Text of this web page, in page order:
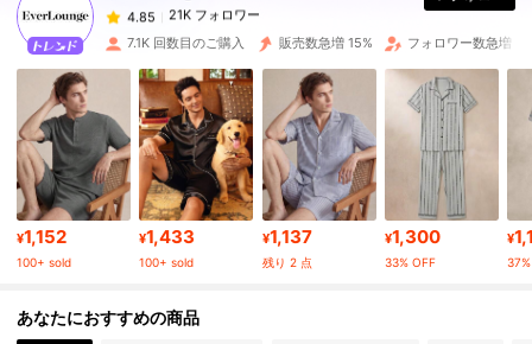
s***l は1日前に購入しました
4.85 21K フォロワー
4.85 21K フォロワー
4.85 21K フォロワー
7.1K 回数目のご購入 販売数急増 15% フォロワー数急増
¥1,152
100+ sold
¥1,433
100+ sold
¥1,137
残り 2 点
¥1,300
33% OFF
¥
あなたにおすすめの商品